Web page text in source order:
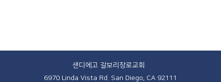
샌디에고 갈보리장로교회
6970 Linda Vista Rd. San Diego, CA 92111